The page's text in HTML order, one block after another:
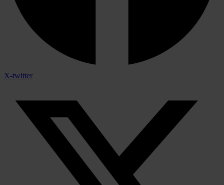
X-twitter